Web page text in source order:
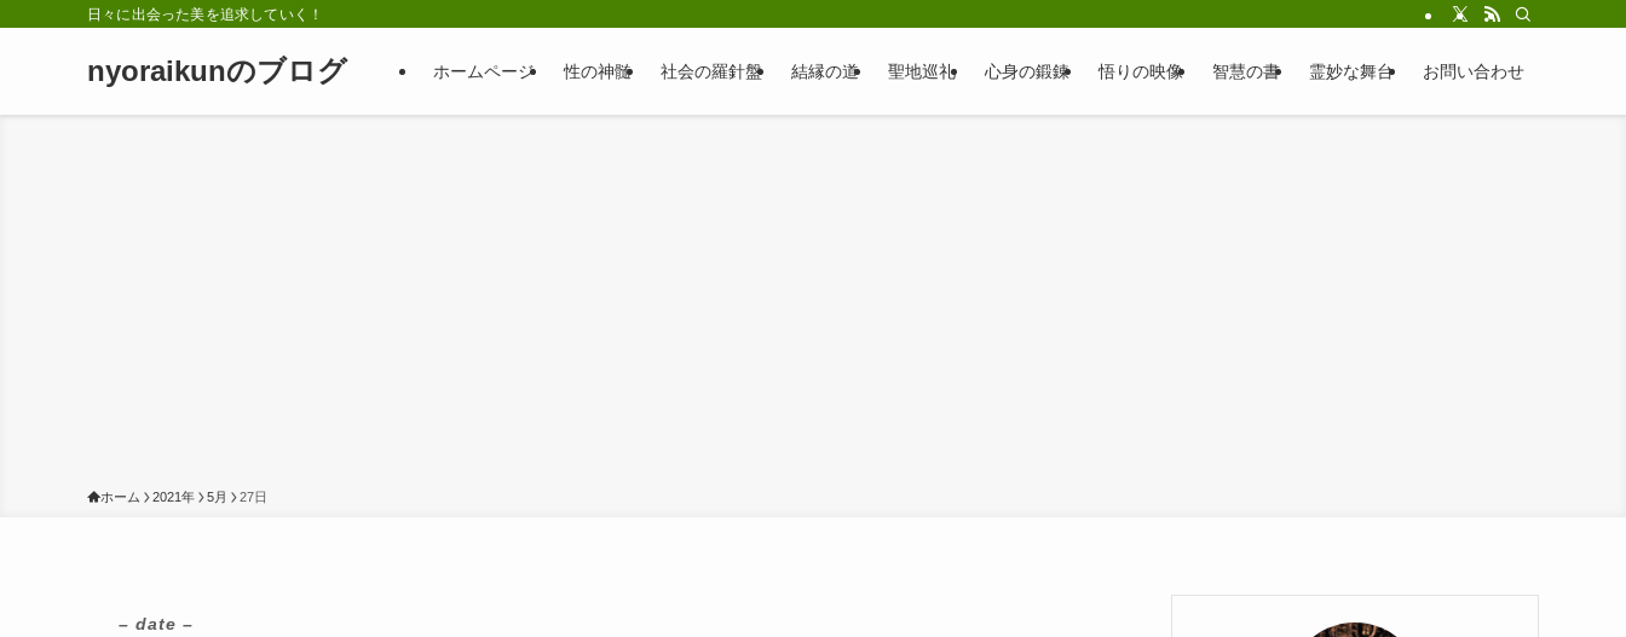
日々に出会った美を追求していく！
nyoraikunのブログ ホームページ 性の神髄 社会の羅針盤 結縁の道 聖地巡礼 心身の鍛錬 悟りの映像 智慧の書 霊妙な舞台 お問い合わせ
ホーム 2021年 5月 27日
– date –